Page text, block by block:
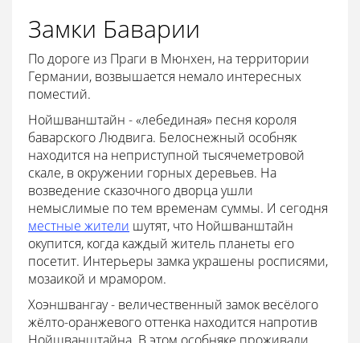
Замки Баварии
По дороге из Праги в Мюнхен, на территории
Германии, возвышается немало интересных
поместий.
Нойшванштайн - «лебединая» песня короля
баварского Людвига. Белоснежный особняк
находится на неприступной тысячеметровой
скале, в окружении горных деревьев. На
возведение сказочного дворца ушли
немыслимые по тем временам суммы. И сегодня
местные жители шутят, что Нойшванштайн
окупится, когда каждый житель планеты его
посетит. Интерьеры замка украшены росписями,
мозаикой и мрамором.
Хоэншвангау - величественный замок весёлого
жёлто-оранжевого оттенка находится напротив